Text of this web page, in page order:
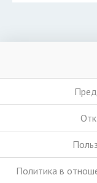
Политика в